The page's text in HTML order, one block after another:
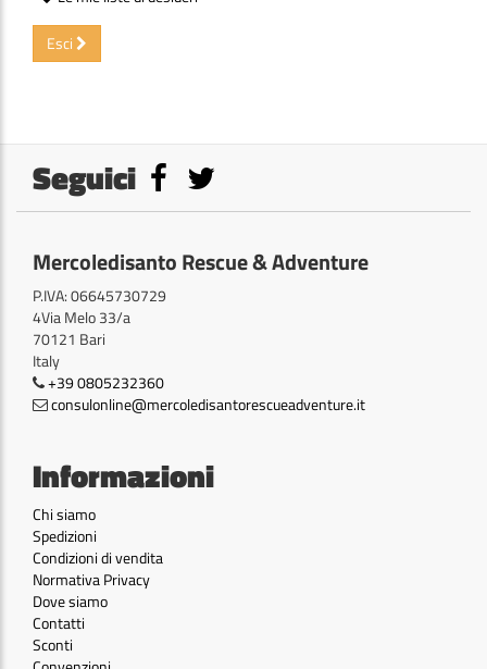
Esci
Seguici
Mercoledisanto Rescue & Adventure
P.IVA: 06645730729
4Via Melo 33/a
70121 Bari
Italy
+39 0805232360
consulonline@mercoledisantorescueadventure.it
Informazioni
Chi siamo
Spedizioni
Condizioni di vendita
Normativa Privacy
Dove siamo
Contatti
Sconti